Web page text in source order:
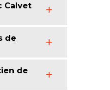
Calvet
de
de